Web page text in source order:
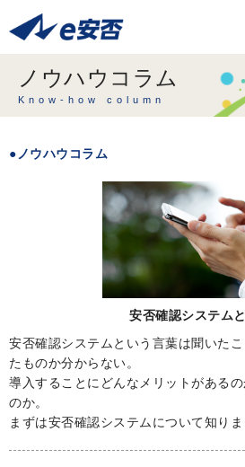
ノウハウコラム
Know-how column
ノウハウコラム
安否確認システム
安否確認システムという言葉は聞いた
たものか分からない。
導入することにどんなメリットがある
のか。
まずは安否確認システムについて知りま